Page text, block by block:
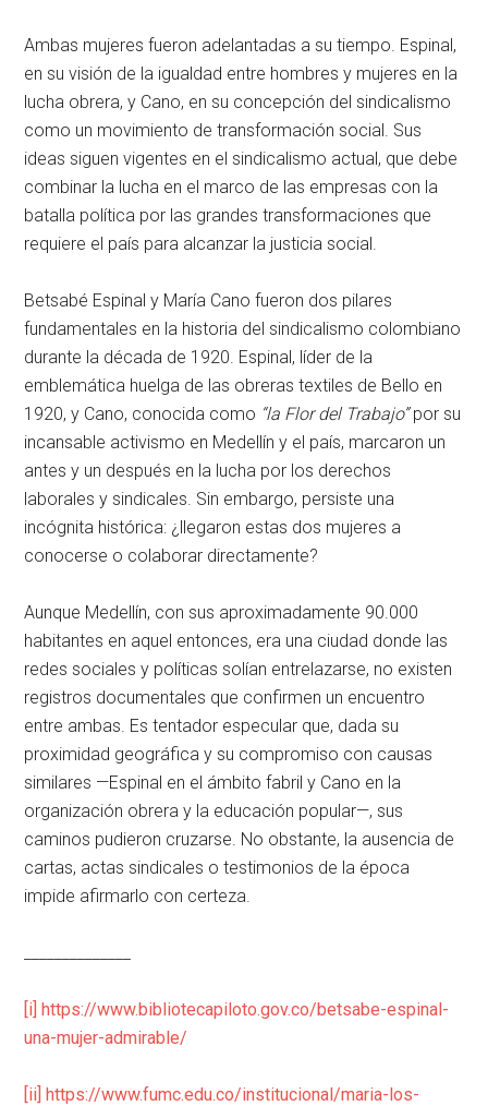
Ambas mujeres fueron adelantadas a su tiempo. Espinal,
en su visión de la igualdad entre hombres y mujeres en la
lucha obrera, y Cano, en su concepción del sindicalismo
como un movimiento de transformación social. Sus
ideas siguen vigentes en el sindicalismo actual, que debe
combinar la lucha en el marco de las empresas con la
batalla política por las grandes transformaciones que
requiere el país para alcanzar la justicia social.
Betsabé Espinal y María Cano fueron dos pilares
fundamentales en la historia del sindicalismo colombiano
durante la década de 1920. Espinal, líder de la
emblemática huelga de las obreras textiles de Bello en
1920, y Cano, conocida como “la Flor del Trabajo”por su
incansable activismo en Medellín y el país, marcaron un
antes y un después en la lucha por los derechos
laborales y sindicales. Sin embargo, persiste una
incógnita histórica: ¿llegaron estas dos mujeres a
conocerse o colaborar directamente?
Aunque Medellín, con sus aproximadamente 90.000
habitantes en aquel entonces, era una ciudad donde las
redes sociales y políticas solían entrelazarse, no existen
registros documentales que confirmen un encuentro
entre ambas. Es tentador especular que, dada su
proximidad geográfica y su compromiso con causas
similares —Espinal en el ámbito fabril y Cano en la
organización obrera y la educación popular—, sus
caminos pudieron cruzarse. No obstante, la ausencia de
cartas, actas sindicales o testimonios de la época
impide afirmarlo con certeza.
[i] https://www.bibliotecapiloto.gov.co/betsabe-espinal-
una-mujer-admirable/
[ii] https://www.fumc.edu.co/institucional/maria-los-